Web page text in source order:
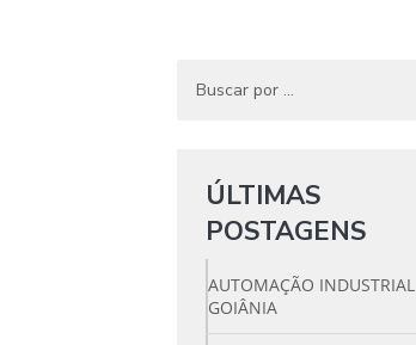
ÚLTIMAS
POSTAGENS
AUTOMAÇÃO INDUSTRIAL
GOIÂNIA